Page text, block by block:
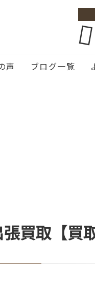
声 ブログ一覧
買取【買